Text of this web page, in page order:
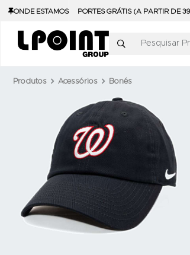
ONDE ESTAMOS PORTES GRÁTIS (A PARTIR DE
Pesquisar Produtos
Produtos Acessórios Bonés